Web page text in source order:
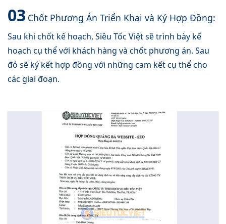
03 Chốt Phương Án Triển Khai và Ký Hợp Đồng:
Sau khi chốt kế hoạch, Siêu Tốc Việt sẽ trình bày kế
hoạch cụ thể với khách hàng và chốt phương án. Sau
đó sẽ ký kết hợp đồng với những cam kết cụ thể cho
các giai đoạn.